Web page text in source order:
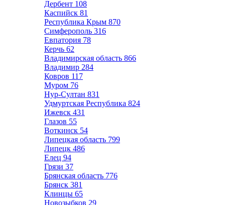
Дербент 108
Каспийск 81
Республика Крым 870
Симферополь 316
Евпатория 78
Керчь 62
Владимирская область 866
Владимир 284
Ковров 117
Муром 76
Нур-Султан 831
Удмуртская Республика 824
Ижевск 431
Глазов 55
Воткинск 54
Липецкая область 799
Липецк 486
Елец 94
Грязи 37
Брянская область 776
Брянск 381
Клинцы 65
Новозыбков 29